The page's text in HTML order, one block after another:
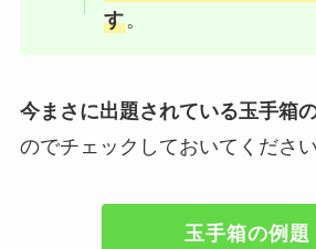
す。
今まさに出題されている玉手箱
のでチェックしておいてください
玉手箱の例題